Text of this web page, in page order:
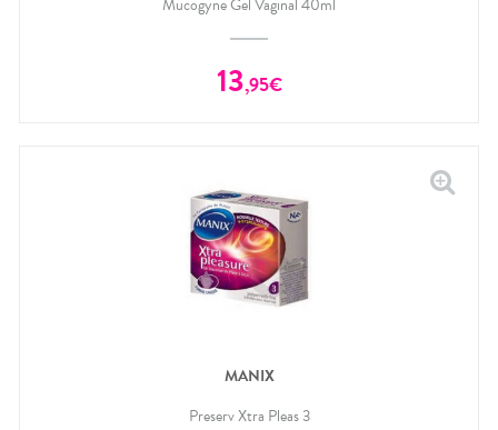
Mucogyne Gel Vaginal 40ml
13,95€
MANIX
Preserv Xtra Pleas 3